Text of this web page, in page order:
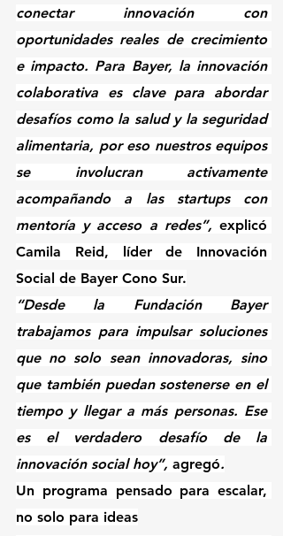
conectar innovación con
oportunidades reales de crecimiento
e impacto. Para Bayer, la innovación
colaborativa es clave para abordar
desafíos como la salud y la seguridad
alimentaria, por eso nuestros equipos
se involucran activamente
acompañando a las startups con
mentoría y acceso a redes”, explicó
Camila Reid, líder de Innovación
Social de Bayer Cono Sur.
“Desde la Fundación Bayer
trabajamos para impulsar soluciones
que no solo sean innovadoras, sino
que también puedan sostenerse en el
tiempo y llegar a más personas. Ese
es el verdadero desafío de la
innovación social hoy”, agregó.
Un programa pensado para escalar,
no solo para ideas